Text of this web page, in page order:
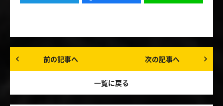
前の記事へ
一覧に戻る
次の記事へ